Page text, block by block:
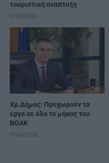
τουριστική ανάπτυξη
07/08/2026
Χρ.Δήμας: Προχωρούν τα
έργα σε όλο το μήκος του
ΒΟΑΚ
07/08/2026